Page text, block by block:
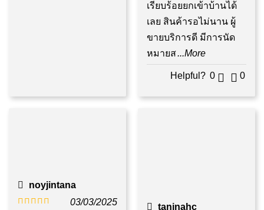
เรียบร้อยยกเข้าบ้านได้
เลย สินค้ารอไม่นาน ผู้
ขายบริการดี มีการนัด
หมายส...More
Helpful? 0 0
noyjintana
03/03/2025
taninahc